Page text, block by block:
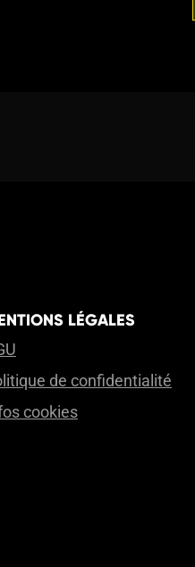
LÉGALES
de confidentialité
cookies